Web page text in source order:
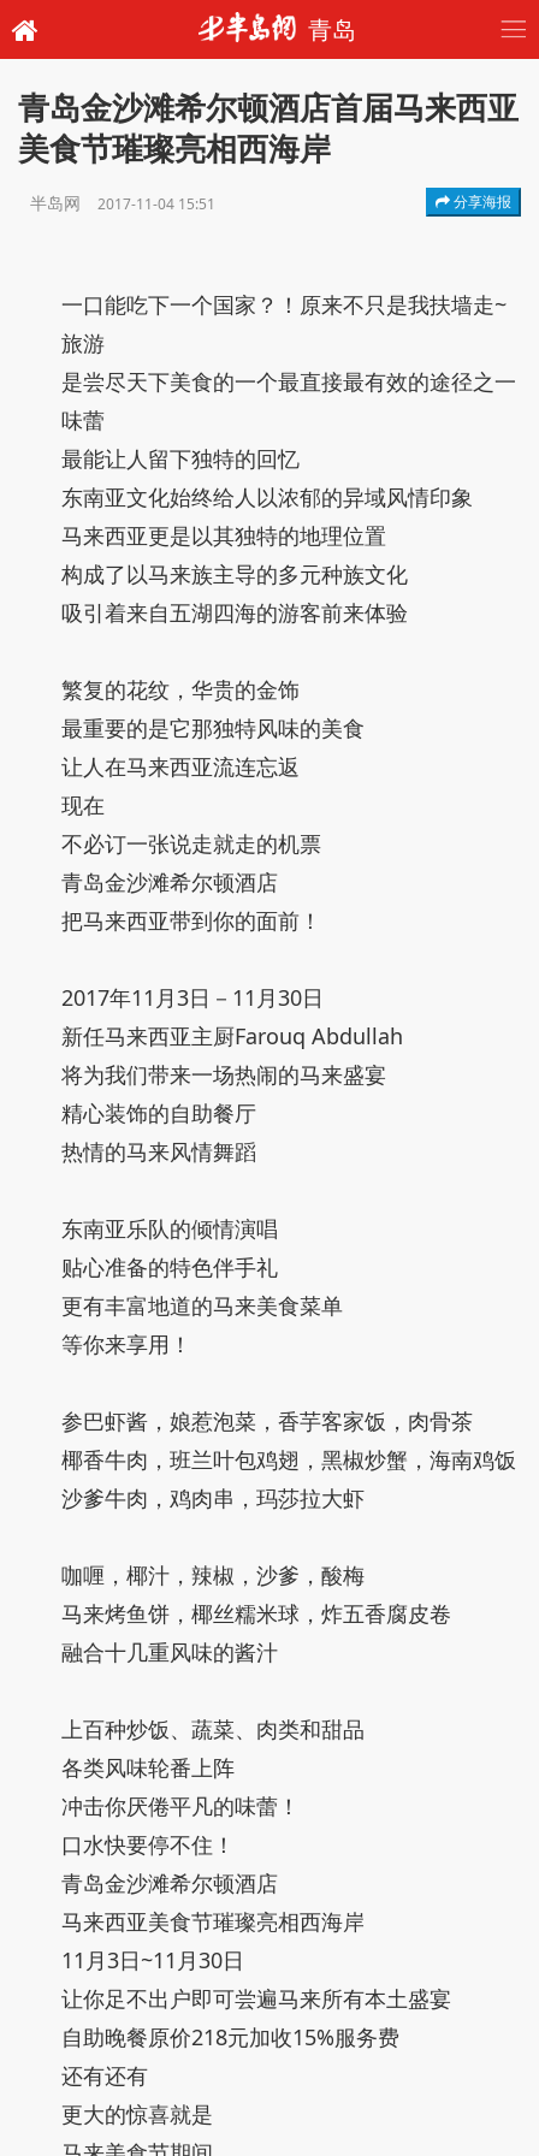
青岛
青岛金沙滩希尔顿酒店首届马来西亚
美食节璀璨亮相西海岸
半岛网 2017-11-04 15:51 分享海报
一口能吃下一个国家？！原来不只是我扶墙走~
旅游
是尝尽天下美食的一个最直接最有效的途径之一
味蕾
最能让人留下独特的回忆
东南亚文化始终给人以浓郁的异域风情印象
马来西亚更是以其独特的地理位置
构成了以马来族主导的多元种族文化
吸引着来自五湖四海的游客前来体验
繁复的花纹，华贵的金饰
最重要的是它那独特风味的美食
让人在马来西亚流连忘返
现在
不必订一张说走就走的机票
青岛金沙滩希尔顿酒店
把马来西亚带到你的面前！
2017年11月3日－11月30日
新任马来西亚主厨Farouq Abdullah
将为我们带来一场热闹的马来盛宴
精心装饰的自助餐厅
热情的马来风情舞蹈
东南亚乐队的倾情演唱
贴心准备的特色伴手礼
更有丰富地道的马来美食菜单
等你来享用！
参巴虾酱，娘惹泡菜，香芋客家饭，肉骨茶
椰香牛肉，班兰叶包鸡翅，黑椒炒蟹，海南鸡饭
沙爹牛肉，鸡肉串，玛莎拉大虾
咖喱，椰汁，辣椒，沙爹，酸梅
马来烤鱼饼，椰丝糯米球，炸五香腐皮卷
融合十几重风味的酱汁
上百种炒饭、蔬菜、肉类和甜品
各类风味轮番上阵
冲击你厌倦平凡的味蕾！
口水快要停不住！
青岛金沙滩希尔顿酒店
马来西亚美食节璀璨亮相西海岸
11月3日~11月30日
让你足不出户即可尝遍马来所有本土盛宴
自助晚餐原价218元加收15%服务费
还有还有
更大的惊喜就是